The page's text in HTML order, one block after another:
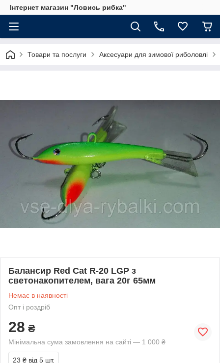
Інтернет магазин "Ловись рибка"
Товари та послуги Аксесуари для зимової риболовлі
Балансир Red Cat R-20 LGP з
светонакопителем, вага 20г 65мм
Немає в наявності
Опт і роздріб
28 ₴
Мінімальна сума замовлення на сайті — 1 000 ₴
23 ₴ від 5 шт.